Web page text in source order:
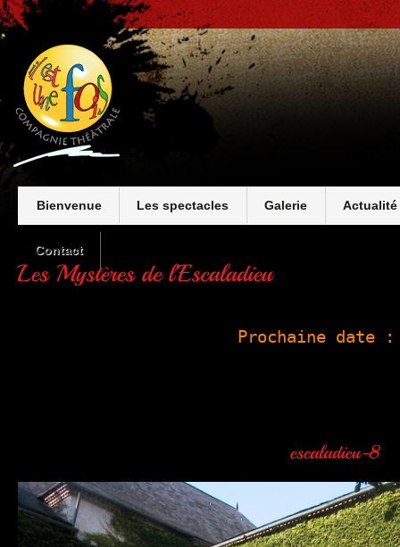
Bienvenue Les spectacles Galerie Actualité
Contact
Prochaine date :